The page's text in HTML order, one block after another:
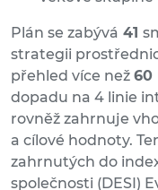
Plán se zabývá 41
strategii
přehled více než 60
dopadu na 4 linie
rovněž zahrnuje
a cílové hodnoty.
zahrnutých do
společnosti (DESI)